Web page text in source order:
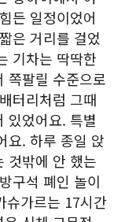
든 일정이었어
은 거리를 걸었
기차는 딱딱한
쪽팔릴 수준으로
터리처럼 그때
있었어요. 특별
요. 하루 종일 앉
것밖에 안 했는
구석 폐인 놀이
슈가르는 17시간